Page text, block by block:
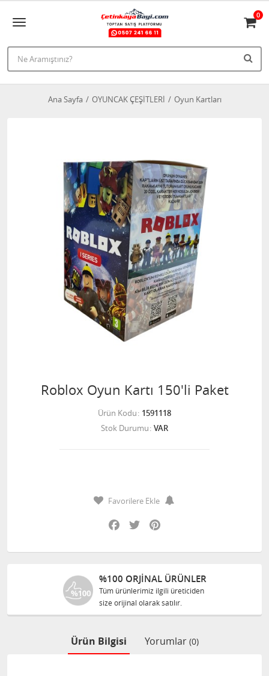
0
Ana Sayfa OYUNCAK ÇEŞİTLERİ Oyun Kartları
Roblox Oyun Kartı 150'li Paket
Ürün Kodu 1591118
Stok Durumu VAR
Favorilere Ekle
Facebook
Twitter
%100 ORJINAL ÜRÜNLER
Tüm ürünlerimiz ilgili üreticiden
size orijinal olarak satılır.
Ürün Bilgisi Yorumlar (0)